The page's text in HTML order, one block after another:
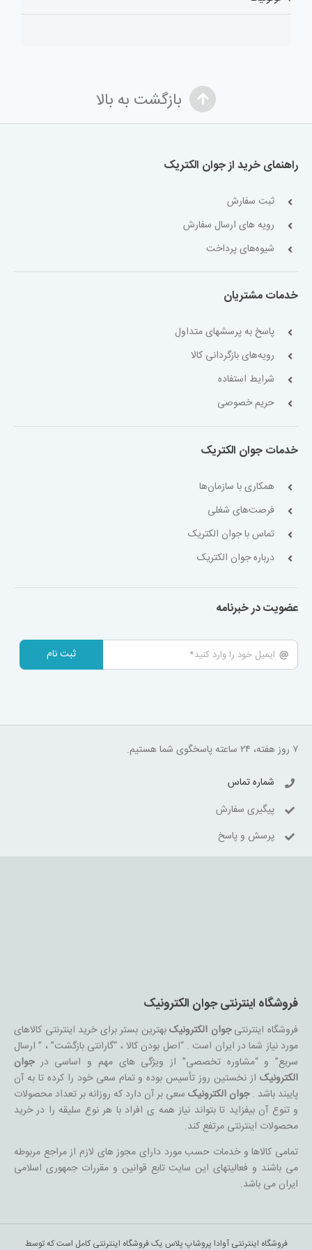
بازگشت به بالا
راهنمای خرید از جوان الکتریک
ثبت سفارش
رویه های ارسال سفارش
شیوه‌های پرداخت
خدمات مشتریان
پاسخ به پرسشهای متداول
رویه‌های بازگردانی کالا
شرایط استفاده
حریم خصوصی
خدمات جوان الکتریک
همکاری با سازمان‌ها
فرصت‌های شغلی
تماس با جوان الکتریک
درباره جوان الکتریک
عضویت در خبرنامه
ثبت نام
۷ روز هفته، ۲۴ ساعته پاسخگوی شما هستیم.
شماره تماس
پیگیری سفارش
پرسش و پاسخ
فروشگاه اینترنتی جوان الکترونیک
فروشگاه اینترنتیجوان الکترونیکبهترین بستر برای خرید اینترنتی کالاهای
مورد نیاز شما در ایران است . “اصل بودن کالا ، “گارانتی بازگشت” ، ” ارسال
سریع” و “مشاوره تخصصی” از ویژگی های مهم و اساسی درجوان
الکترونیکاز نخستین روز تأسیس بوده و تمام سعی خود را کرده تا به آن
پایبند باشد .جوان الکترونیکسعی بر آن دارد که روزانه بر تعداد محصولات
و تنوع آن بیفزاید تا بتواند نیاز همه ی افراد با هر نوع سلیقه را در خرید
محصولات اینترنتی مرتفع کند.
تمامی کالاها و خدمات حسب مورد دارای مجوز های لازم از مراجع مربوطه
می باشند و فعالیتهای این سایت تابع قوانین و مقررات جمهوری اسلامی
ایران می باشد.
فروشگاه اینترنتی آوادا پروشاپ پلاس یک فروشگاه اینترنتی کامل است که توسط